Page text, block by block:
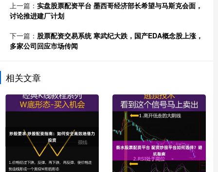
上一篇： 实盘股票配资平台 墨西哥经济部长希望与马斯克会面，
讨论推进建厂计划
下一篇： 股票配资交易系统 寒武纪大跌，国产EDA概念股上涨，
多家公司回应市场传闻
相关文章